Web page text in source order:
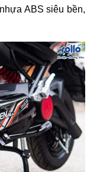
ABS siêu bền,